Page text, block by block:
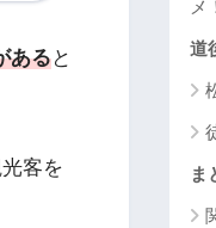
あると
客を
メ
道
ま